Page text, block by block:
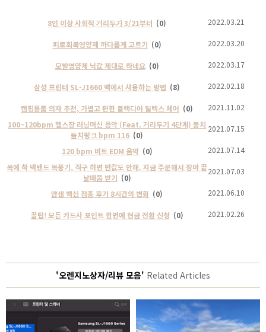
8인 이상 사회적 거리두기 3/21부터 (0) 2022.03.21
피로회복영양제 까다롭게 고르기 (0) 2022.03.20
모발영양제 닉값 제대로 하네요 (0) 2022.03.17
삼성 프린터 SL-J1660 맥에서 사용하는 방법 (8) 2022.02.18
캠핑용품 의자 추천, 가볍고 편한 블랙디어 릴렉스 체어 (0)
2021.11.02
100~120bpm 헬스장 러닝머신 음악 (Feat. 거리두기 4단계) 둠치
둠치펑크 bpm 116 (0)
2021.07.15
120 bpm 비트 EDM 음악 (0)
2021.07.14
목에 착 넥밴드 목풍기, 직구 하면 반값도 안해. 지금 주문해서 장마 끝
날때쯤 받기 (0)
2021.07.03
얀센 백신 접종 후기 8시간의 변화 (0) 2021.06.10
꿀팁! 모든 카드사 포인트 한번에 현금 전환 신청 (0) 2021.02.26
'오렌지노상자/리뷰 모음' Related Articles